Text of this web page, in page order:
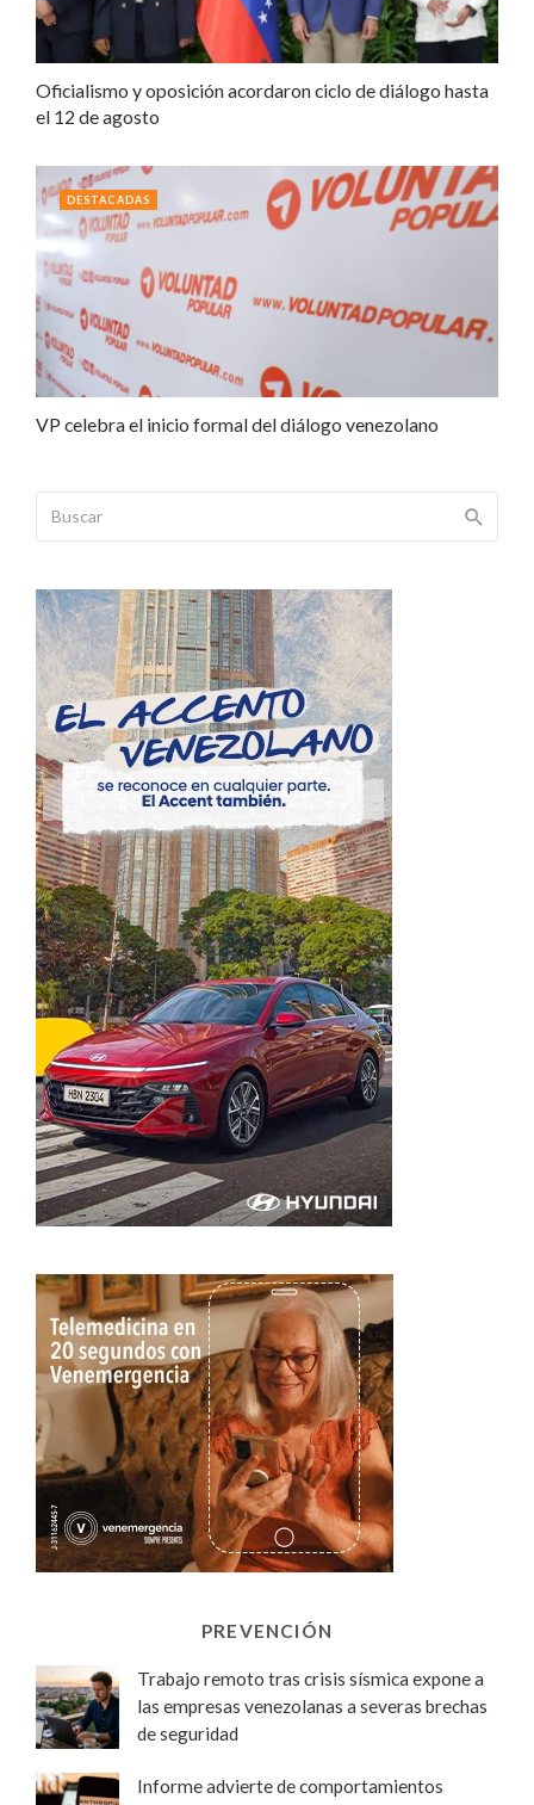
Oficialismo y oposición acordaron ciclo de diálogo hasta
el 12 de agosto
VP celebra el inicio formal del diálogo venezolano
DESTACADAS
PREVENCIÓN
Trabajo remoto tras crisis sísmica expone a
las empresas venezolanas a severas brechas
de seguridad
Informe advierte de comportamientos